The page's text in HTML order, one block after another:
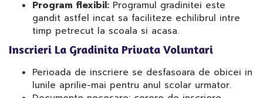
Program flexibil: Programul gradinitei este
gandit astfel incat sa faciliteze echilibrul intre
timp petrecut la scoala si acasa.
Inscrieri La Gradinita Privata Voluntari
Perioada de inscriere se desfasoara de obicei in
lunile aprilie-mai pentru anul scolar urmator.